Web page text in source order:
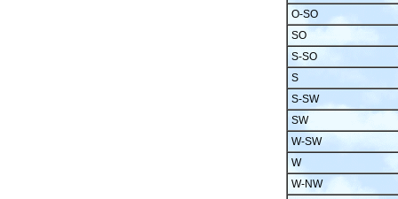
O-SO
SO
S-SO
S
S-SW
SW
W-SW
W
W-NW